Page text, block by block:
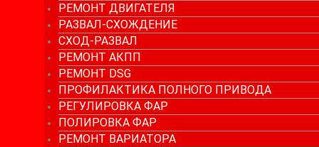
РЕМОНТ ДВИГАТЕЛЯ
РАЗВАЛ-СХОЖДЕНИЕ
СХОД-РАЗВАЛ
РЕМОНТ АКПП
РЕМОНТ DSG
ПРОФИЛАКТИКА ПОЛНОГО ПРИВОДА
РЕГУЛИРОВКА ФАР
ПОЛИРОВКА ФАР
РЕМОНТ ВАРИАТОРА